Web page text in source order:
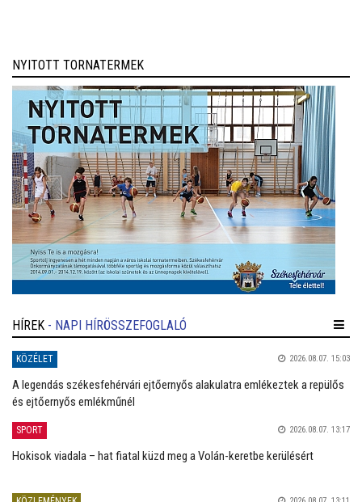
NYITOTT TORNATERMEK
HÍREK - NAPI HÍRÖSSZEFOGLALÓ
KÖZÉLET 2026.08.07. 15:03
A legendás székesfehérvári ejtőernyős alakulatra emlékeztek a repülős
és ejtőernyős emlékműnél
SPORT 2026.08.07. 13:17
Hokisok viadala – hat fiatal küzd meg a Volán-keretbe kerülésért